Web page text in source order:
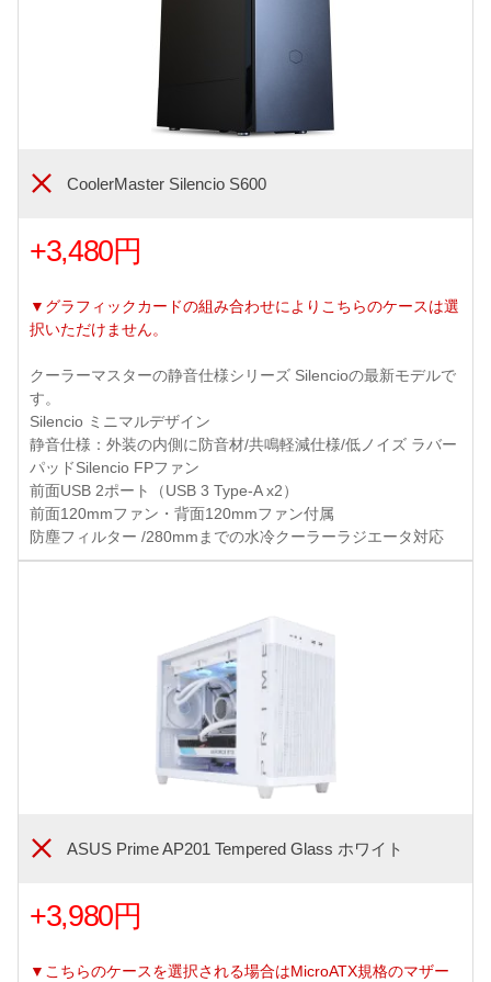
CoolerMaster Silencio S600
+3,480円
▼グラフィックカードの組み合わせによりこちらのケースは選
択いただけません。
クーラーマスターの静音仕様シリーズ Silencioの最新モデルで
す。
Silencio ミニマルデザイン
静音仕様：外装の内側に防音材/共鳴軽減仕様/低ノイズ ラバー
パッドSilencio FPファン
前面USB 2ポート（USB 3 Type-A x2）
前面120mmファン・背面120mmファン付属
防塵フィルター /280mmまでの水冷クーラーラジエータ対応
ASUS Prime AP201 Tempered Glass ホワイト
+3,980円
▼こちらのケースを選択される場合はMicroATX規格のマザー